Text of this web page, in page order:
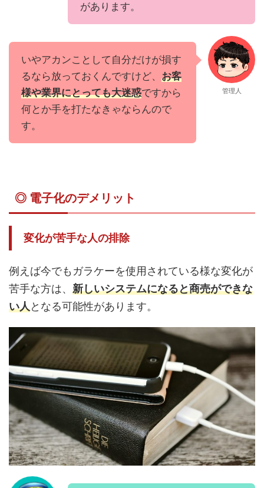
があります。
いやアカンことして自分だけが損す
るなら放っておくんですけど、 お客
様や業界にとっても大迷惑ですから
何とか手を打たなきゃならんので
す。
管理人
◎ 電子化のデメリット
変化が苦手な人の排除
例えば今でもガラケーを使用されている様な変化が
苦手な方は、 新しいシステムになると商売ができな
い人となる可能性があります。